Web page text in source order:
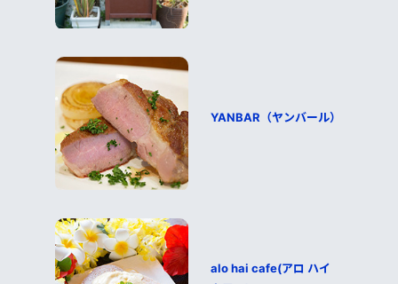
YANBAR（ヤンバール）
alo hai cafe(アロ ハイ